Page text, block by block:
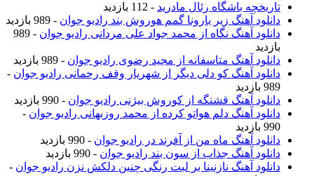
تاریخچه باشگاه رئال مادرید - 112 بازدید
دانلود آهنگ زیر بارونا گمم هوروش بند رادیو جوان - 989 بازدید
دانلود آهنگ نگاه از محمد جواد علی مردانی رادیو جوان
- 989
بازدید
دانلود آهنگ متاسفانه از مجید رضوی رادیو جوان - 989 بازدید
دانلود آهنگ کو دلی دیگر از شهریار وقف رحمانی رادیو جوان -
989 بازدید
دانلود آهنگ قشنگه از کوروش بیژنی رادیو جوان - 990 بازدید
دانلود آهنگ دلم هواتو کرده از محمد روزبهانی رادیو جوان -
990 بازدید
دانلود آهنگ ماه من از آفرند در رادیو جوان - 990 بازدید
دانلود آهنگ جذاب از سون بند رادیو جوان - 990 بازدید
دانلود آهنگ نازنینا بر لبت رنگی چنین دلکش نزن رادیو جوان -